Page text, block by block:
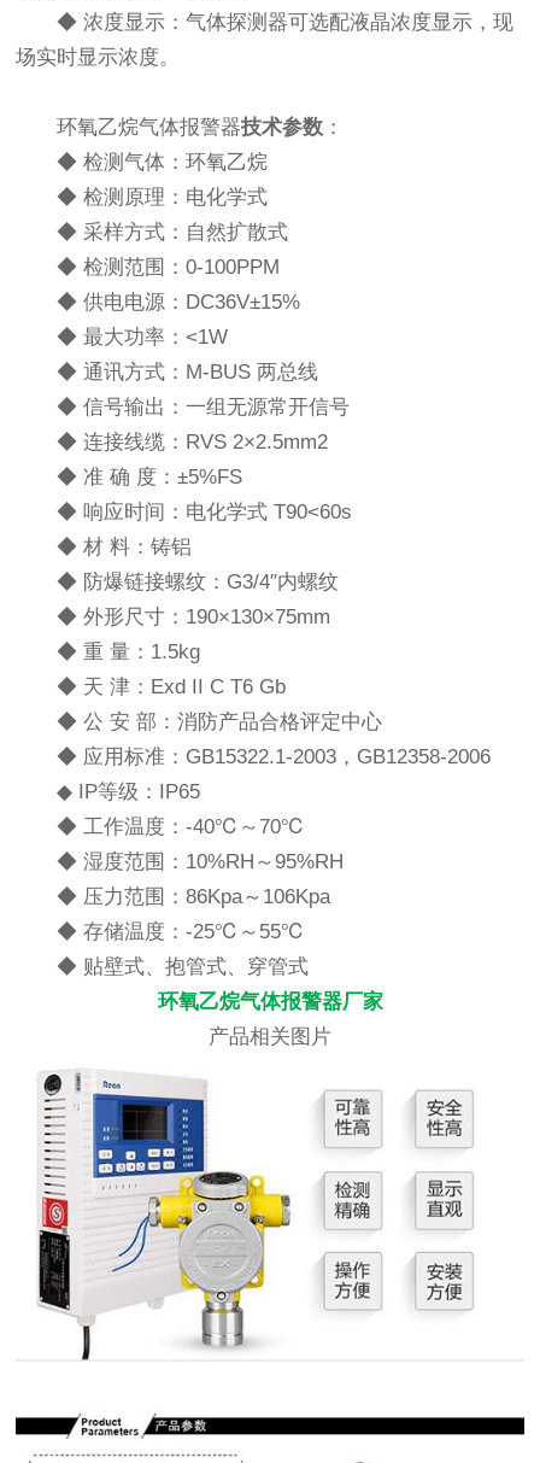
◆ 浓度显示：气体探测器可选配液晶浓度显示，现
场实时显示浓度。
环氧乙烷气体报警器技术参数 ：
◆ 检测气体：环氧乙烷
◆ 检测原理：电化学式
◆ 采样方式：自然扩散式
◆ 检测范围：0-100PPM
◆ 供电电源：DC36V±15%
◆ 最大功率：<1W
◆ 通讯方式：M-BUS 两总线
◆ 信号输出：一组无源常开信号
◆ 连接线缆：RVS 2×2.5mm2
◆ 准 确 度：±5%FS
◆ 响应时间：电化学式 T90<60s
◆ 材 料：铸铝
◆ 防爆链接螺纹：G3/4″内螺纹
◆ 外形尺寸：190×130×75mm
◆ 重 量：1.5kg
◆ 天 津：Exd II C T6 Gb
◆ 公 安 部：消防产品合格评定中心
◆ 应用标准：GB15322.1-2003，GB12358-2006
◆ IP等级：IP65
◆ 工作温度：-40℃～70℃
◆ 湿度范围：10%RH～95%RH
◆ 压力范围：86Kpa～106Kpa
◆ 存储温度：-25℃～55℃
◆ 贴壁式、抱管式、穿管式
环氧乙烷气体报警器厂家
产品相关图片